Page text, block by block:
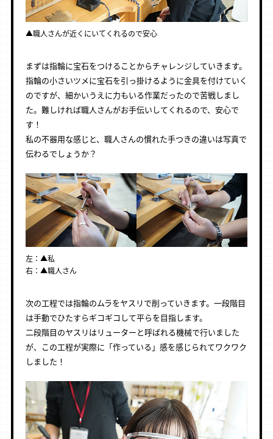
▲職人さんが近くにいてくれるので安心
まずは指輪に宝石をつけることからチャレンジしていきます。
指輪の小さいツメに宝石を引っ掛けるように金具を付けていく
のですが、細かいうえに力もいる作業だったので苦戦しまし
た。難しければ職人さんがお手伝いしてくれるので、安心で
す！
私の不器用な感じと、職人さんの慣れた手つきの違いは写真で
伝わるでしょうか？
左：▲私
右：▲職人さん
次の工程では指輪のムラをヤスリで削っていきます。一段階目
は手動でひたすらギコギコして平らを目指します。
二段階目のヤスリはリューターと呼ばれる機械で行いました
が、この工程が実際に「作っている」感を感じられてワクワク
しました！